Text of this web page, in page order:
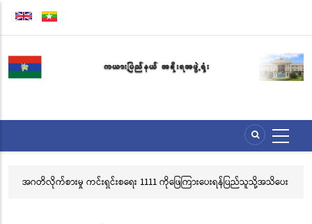
အဓိက
အကြောင်းအရာ
သွား
မည်
အဂတိလိုက်စားမှု ကင်းရှင်းစရေး 1111 ကိုဖြေကြားပေးရန်ပြည်သူသို့အသိပေး